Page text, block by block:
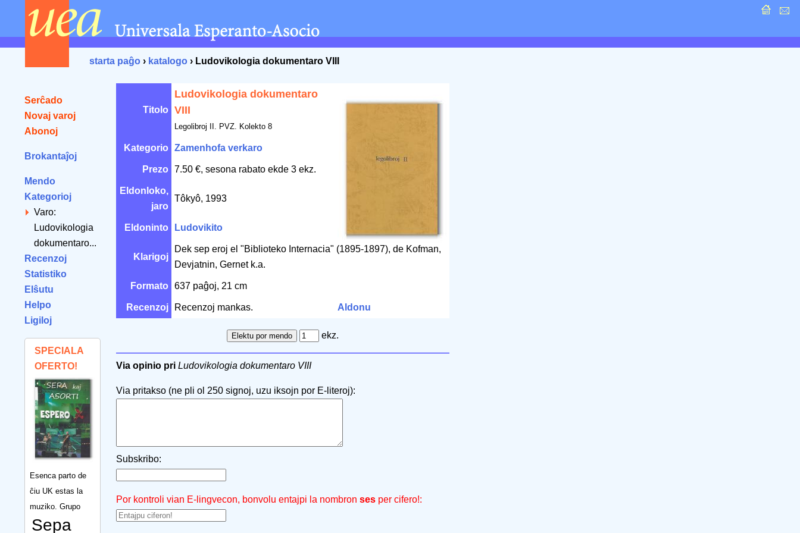
starta paĝo › katalogo › Ludovikologia dokumentaro VIII
Serĉado
Novaj varoj
Abonoj
Brokantaĵoj
Mendo
Kategorioj
Varo:
Ludovikologia
dokumentaro...
Recenzoj
Statistiko
Elŝutu
Helpo
Ligiloj
SPECIALA
OFERTO!
Esenca parto de
ĉiu UK estas la
muziko. Grupo
Sepa
Titolo
Ludovikologia dokumentaro
VIII
Legolibroj II. PVZ. Kolekto 8
Kategorio Zamenhofa verkaro
Prezo 7.50 €, sesona rabato ekde 3 ekz.
Eldonloko,
jaro
Tôkyô, 1993
Eldoninto Ludovikito
Klarigoj
Dek sep eroj el "Biblioteko Internacia" (1895-1897), de Kofman,
Devjatnin, Gernet k.a.
Formato 637 paĝoj, 21 cm
Recenzoj Recenzoj mankas. Aldonu
ekz.
Via opinio pri Ludovikologia dokumentaro VIII
Via pritakso (ne pli ol 250 signoj, uzu iksojn por E-literoj):
Subskribo:
Por kontroli vian E-lingvecon, bonvolu entajpi la nombron ses per cifero!: